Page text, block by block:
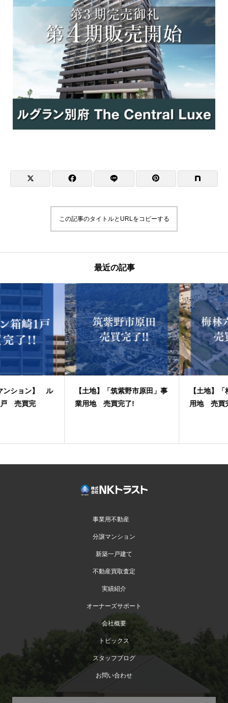
この記事のタイトルとURLをコピーする
最近の記事
【土地】「筑紫野市原田」事
業用地 売買完了!
【土地】「梅林六丁目」事業
用地 売買完了！
事業用不動産
分譲マンション
新築一戸建て
不動産買取査定
実績紹介
オーナーズサポート
会社概要
トピックス
スタッフブログ
お問い合わせ